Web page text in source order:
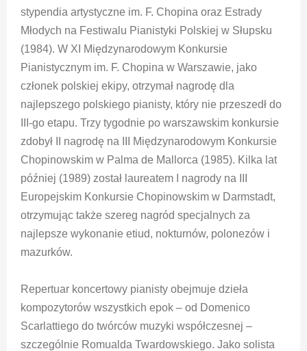
stypendia artystyczne im. F. Chopina oraz Estrady
Młodych na Festiwalu Pianistyki Polskiej w Słupsku
(1984). W XI Międzynarodowym Konkursie
Pianistycznym im. F. Chopina w Warszawie, jako
członek polskiej ekipy, otrzymał nagrodę dla
najlepszego polskiego pianisty, który nie przeszedł do
III-go etapu. Trzy tygodnie po warszawskim konkursie
zdobył II nagrodę na III Międzynarodowym Konkursie
Chopinowskim w Palma de Mallorca (1985). Kilka lat
później (1989) został laureatem I nagrody na III
Europejskim Konkursie Chopinowskim w Darmstadt,
otrzymując także szereg nagród specjalnych za
najlepsze wykonanie etiud, nokturnów, polonezów i
mazurków.
Repertuar koncertowy pianisty obejmuje dzieła
kompozytorów wszystkich epok – od Domenico
Scarlattiego do twórców muzyki współczesnej –
szczególnie Romualda Twardowskiego. Jako solista